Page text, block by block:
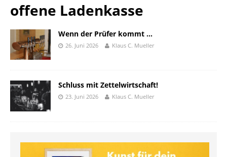
offene Ladenkasse
Wenn der Prüfer kommt …
26. Juni 2026 Klaus C. Mueller
Schluss mit Zettelwirtschaft!
23. Juni 2026 Klaus C. Mueller